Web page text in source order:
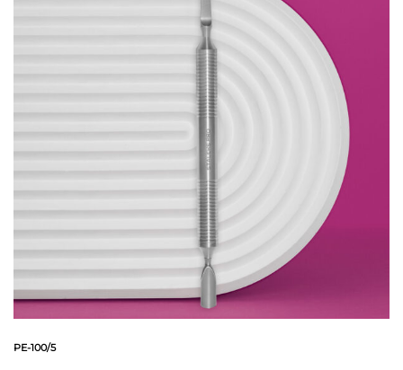
PE-100/5